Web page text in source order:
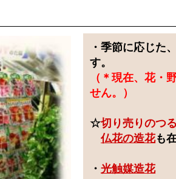
・季節に応じた
す。
（＊現在、花・
せん。）
☆切り売りのつ
仏花の造花も
・光触媒造花